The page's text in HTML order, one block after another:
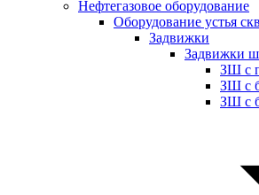
Нефтегазовое оборудование
Оборудование устья
Задвижки
Задвижки
ЗШ с
ЗШ с
ЗШ с